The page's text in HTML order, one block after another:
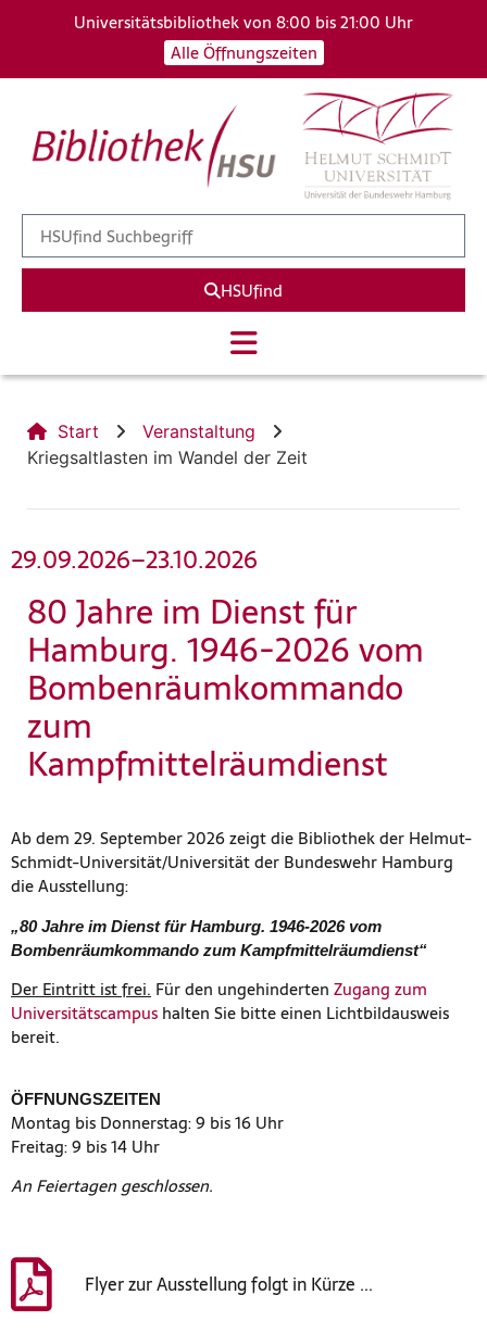
Universitätsbibliothek von 8:00 bis 21:00 Uhr
Alle Öffnungszeiten
HSUfind
Start
Veranstaltung
Kriegsaltlasten im Wandel der Zeit
29.09.2026–23.10.2026
80 Jahre im Dienst für
Hamburg. 1946-2026 vom
Bombenräumkommando
zum
Kampfmittelräumdienst
Ab dem 29. September 2026 zeigt die Bibliothek der Helmut-
Schmidt-Universität/Universität der Bundeswehr Hamburg
die Ausstellung:
„80 Jahre im Dienst für Hamburg. 1946-2026 vom
Bombenräumkommando zum Kampfmittelräumdienst“
Der Eintritt ist frei. Für den ungehinderten Zugang zum
Universitätscampus halten Sie bitte einen Lichtbildausweis
bereit.
ÖFFNUNGSZEITEN
Montag bis Donnerstag: 9 bis 16 Uhr
Freitag: 9 bis 14 Uhr
An Feiertagen geschlossen.
Flyer zur Ausstellung folgt in Kürze ...